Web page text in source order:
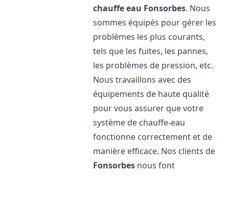
chauffe eau Fonsorbes. Nous
sommes équipés pour gérer les
problèmes les plus courants,
tels que les fuites, les pannes,
les problèmes de pression, etc.
Nous travaillons avec des
équipements de haute qualité
pour vous assurer que votre
système de chauffe-eau
fonctionne correctement et de
manière efficace. Nos clients de
Fonsorbes nous font